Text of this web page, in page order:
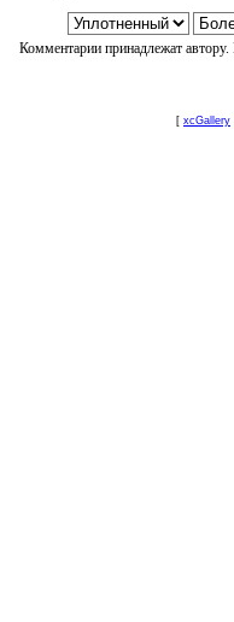
Комментарии принадлежат
[ xcGallery